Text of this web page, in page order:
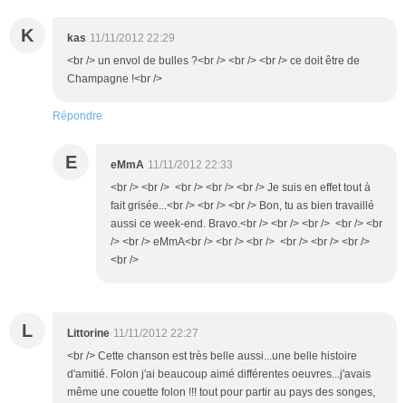
K kas 11/11/2012 22:29
<br /> un envol de bulles ?<br /> <br /> <br /> ce doit être de
Champagne !<br />
Répondre
E eMmA 11/11/2012 22:33
<br /> <br /> <br /> <br /> <br /> Je suis en effet tout à
fait grisée...<br /> <br /> <br /> Bon, tu as bien travaillé
aussi ce week-end. Bravo.<br /> <br /> <br /> <br /> <br
/> <br /> eMmA<br /> <br /> <br /> <br /> <br /> <br />
<br />
L Littorine 11/11/2012 22:27
<br /> Cette chanson est très belle aussi...une belle histoire
d'amitié. Folon j'ai beaucoup aimé différentes oeuvres...j'avais
même une couette folon !!! tout pour partir au pays des songes,